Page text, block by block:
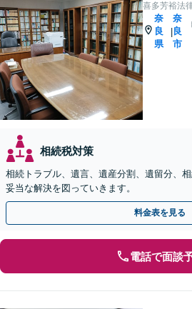
喜多芳裕法
奈
良
県
|
奈
良
市
相続税対策
相続トラブル、遺言、遺産分割、遺留分、
妥当な解決を図っていきます。
料金表を見る
電話で面談